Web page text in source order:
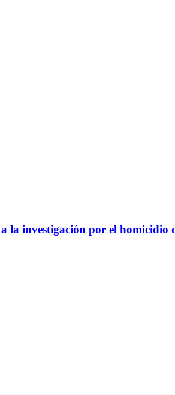
la investigación por el homicidio